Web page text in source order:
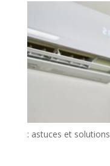
: astuces et solutions